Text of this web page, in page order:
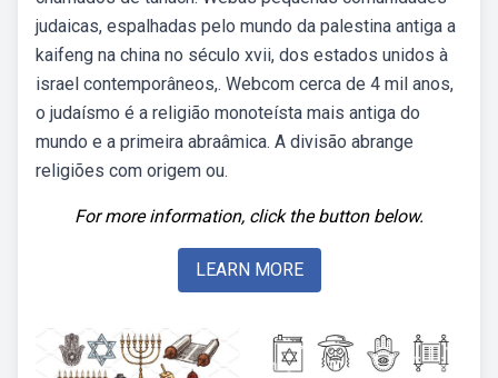
judaicas, espalhadas pelo mundo da palestina antiga a
kaifeng na china no século xvii, dos estados unidos à
israel contemporâneos,. Webcom cerca de 4 mil anos,
o judaísmo é a religião monoteísta mais antiga do
mundo e a primeira abraâmica. A divisão abrange
religiões com origem ou.
For more information, click the button below.
LEARN MORE